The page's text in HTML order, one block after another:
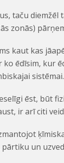
taču diemžēl
zonās)
kaut kas
ko ēdīsim, kur
sistēmai.
ēst, būt
ir arī citi
un